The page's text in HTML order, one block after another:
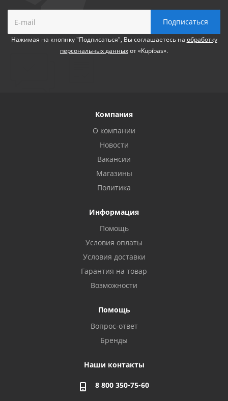
Нажимая на кнопнку "Подписаться", Вы соглашаетесь на обработку
персональных данныхот «Kupibas».
Компания
О компании
Новости
Вакансии
Магазины
Политика
Информация
Помощь
Условия оплаты
Условия доставки
Гарантия на товар
Возможности
Помощь
Вопрос-ответ
Бренды
Наши контакты
8 800 350-75-60